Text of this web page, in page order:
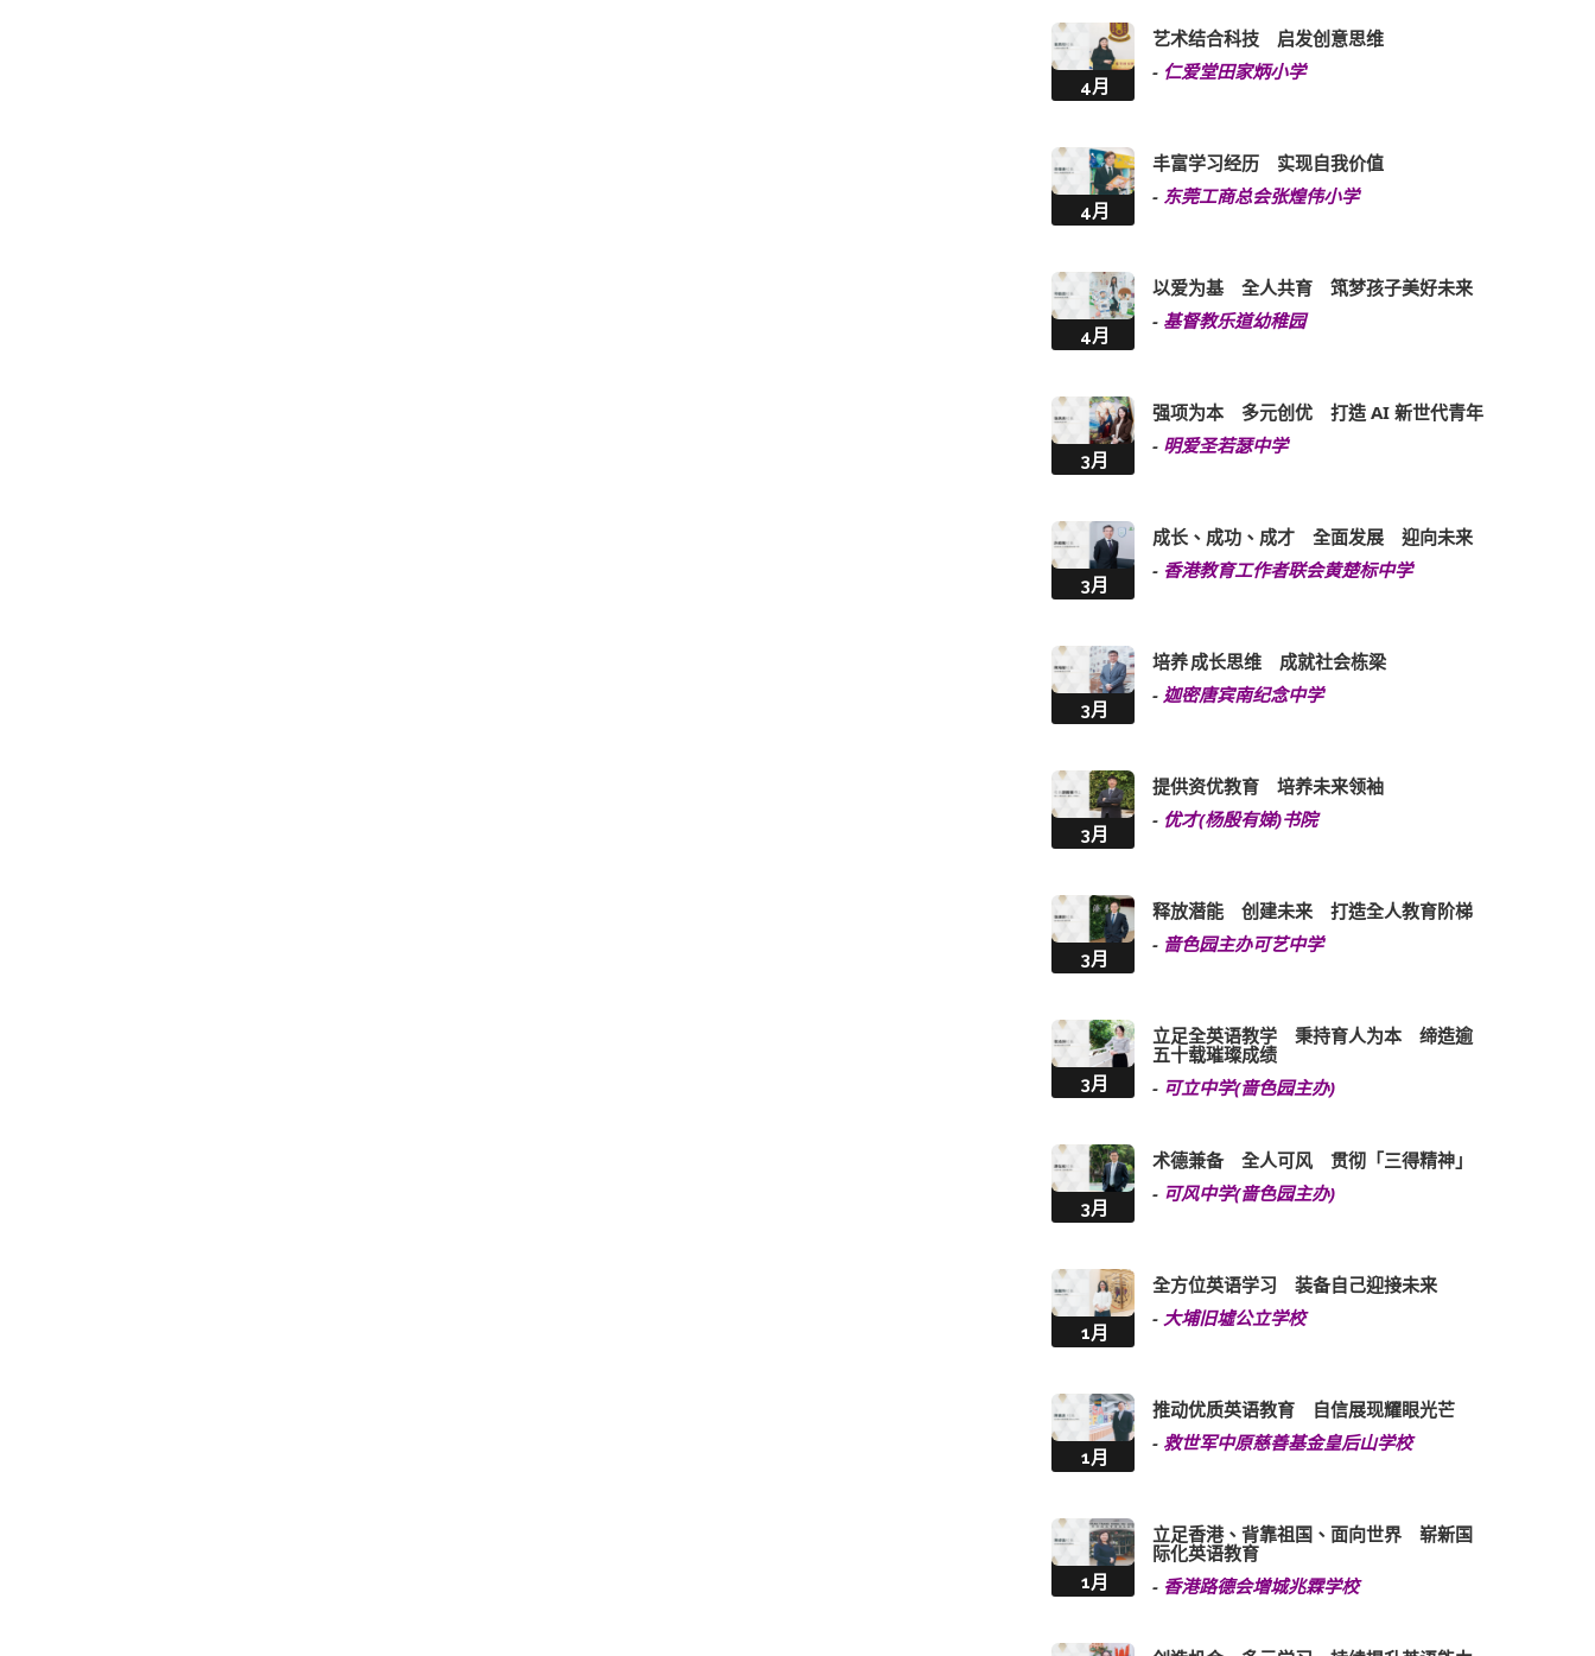
4月
艺术结合科技 启发创意思维
- 仁爱堂田家炳小学
4月
丰富学习经历 实现自我价值
- 东莞工商总会张煌伟小学
4月
以爱为基 全人共育 筑梦孩子美好未来
- 基督教乐道幼稚园
3月
强项为本 多元创优 打造 AI 新世代青年
- 明爱圣若瑟中学
3月
成长、成功、成才 全面发展 迎向未来
- 香港教育工作者联会黄楚标中学
3月
培养 成长思维 成就社会栋梁
- 迦密唐宾南纪念中学
3月
提供资优教育 培养未来领袖
- 优才(杨殷有娣)书院
3月
释放潜能 创建未来 打造全人教育阶梯
- 啬色园主办可艺中学
3月
立足全英语教学 秉持育人为本 缔造逾
五十载璀璨成绩
- 可立中学(啬色园主办)
3月
术德兼备 全人可风 贯彻「三得精神」
- 可风中学(啬色园主办)
1月
全方位英语学习 装备自己迎接未来
- 大埔旧墟公立学校
1月
推动优质英语教育 自信展现耀眼光芒
- 救世军中原慈善基金皇后山学校
1月
立足香港、背靠祖国、面向世界 崭新国
际化英语教育
- 香港路德会增城兆霖学校